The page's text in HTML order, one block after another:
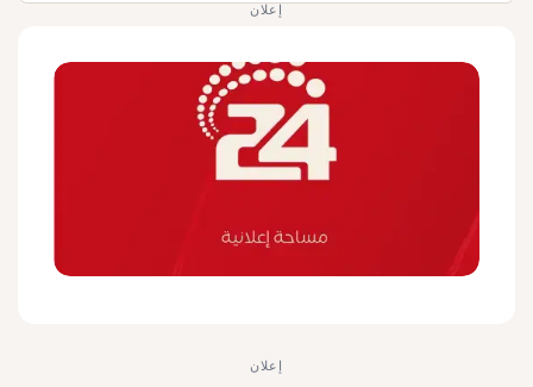
إعلان
إعلان